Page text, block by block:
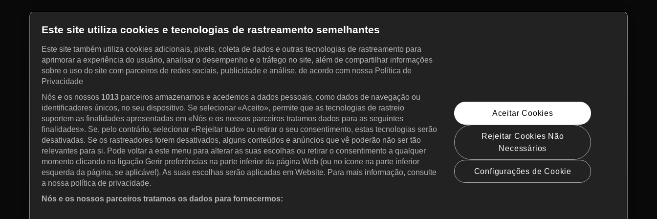
Este site utiliza cookies e tecnologias de rastreamento semelhantes
Este site também utiliza cookies adicionais, pixels, coleta de dados e outras tecnologias de rastreamento para
aprimorar a experiência do usuário, analisar o desempenho e o tráfego no site, além de compartilhar informações
sobre o uso do site com parceiros de redes sociais, publicidade e análise, de acordo com nossa Política de
Privacidade
Nós e os nossos 1013 parceiros armazenamos e acedemos a dados pessoais, como dados de navegação ou
identificadores únicos, no seu dispositivo. Se selecionar «Aceito», permite que as tecnologias de rastreio
suportem as finalidades apresentadas em «Nós e os nossos parceiros tratamos dados para as seguintes
finalidades». Se, pelo contrário, selecionar «Rejeitar tudo» ou retirar o seu consentimento, estas tecnologias serão
desativadas. Se os rastreadores forem desativados, alguns conteúdos e anúncios que vê poderão não ser tão
relevantes para si. Pode voltar a este menu para alterar as suas escolhas ou retirar o consentimento a qualquer
momento clicando na ligação Gerir preferências na parte inferior da página Web (ou no ícone na parte inferior
esquerda da página, se aplicável). As suas escolhas serão aplicadas em Website. Para mais informação, consulte
a nossa política de privacidade.
Nós e os nossos parceiros tratamos os dados para fornecermos:
Aceitar Cookies
Rejeitar Cookies Não
Necessários
Configurações de Cookie